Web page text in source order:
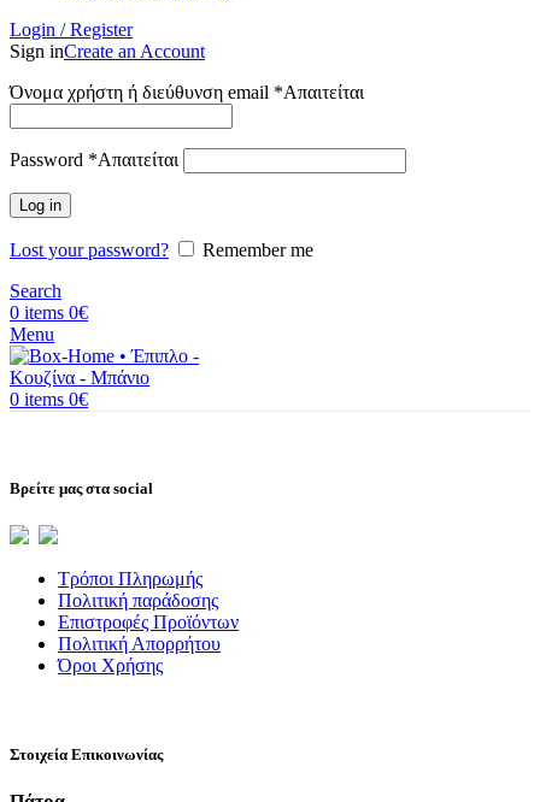
Login / Register
Sign inCreate an Account
Όνομα χρήστη ή διεύθυνση email *Απαιτείται
Password *Απαιτείται
Log in
Lost your password?
Remember me
Search
0 items 0€
Menu
0 items 0€
Βρείτε μας στα social
Τρόποι Πληρωμής
Πολιτική παράδοσης
Επιστροφές Προϊόντων
Πολιτική Απορρήτου
Όροι Χρήσης
Στοιχεία Επικοινωνίας